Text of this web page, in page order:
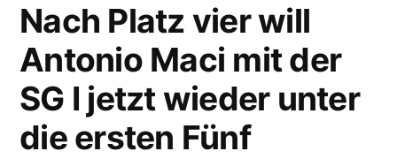
Nach Platz vier will
Antonio Maci mit der
SG I jetzt wieder unter
die ersten Fünf